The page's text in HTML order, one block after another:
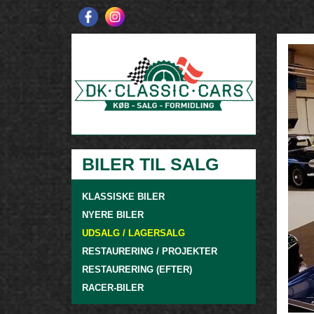
BILER TIL SALG
KLASSISKE BILER
NYERE BILER
UDSALG / LAGERSALG
RESTAURERING / PROJEKTER
RESTAURERING (EFTER)
RACER-BILER